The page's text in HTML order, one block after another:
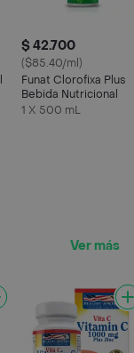
$ 42.700
($85.40/ml)
Funat Clorofixa Plus
Bebida Nutricional
1 X 500 mL
Ver más